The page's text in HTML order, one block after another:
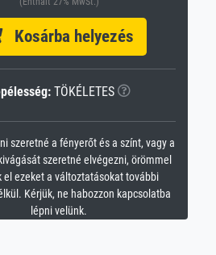
Kosárba helyezés
TÖKÉLETES
szeretné a fényerőt és a színt, vagy a
szeretné elvégezni, örömmel
el ezeket a változtatásokat további
Kérjük, ne habozzon kapcsolatba
lépni velünk.